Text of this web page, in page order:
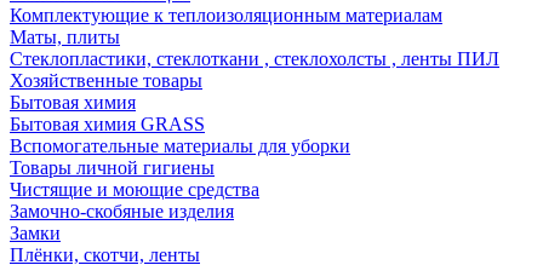
Комплектующие к теплоизоляционным материалам
Маты, плиты
Стеклопластики, стеклоткани , стеклохолсты , ленты ПИЛ
Хозяйственные товары
Бытовая химия
Бытовая химия GRASS
Вспомогательные материалы для уборки
Товары личной гигиены
Чистящие и моющие средства
Замочно-скобяные изделия
Замки
Плёнки, скотчи, ленты